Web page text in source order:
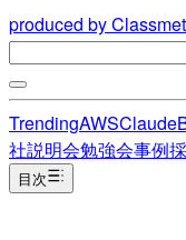
produced by
TrendingAWSClaude
社説明会勉強会事例
目次